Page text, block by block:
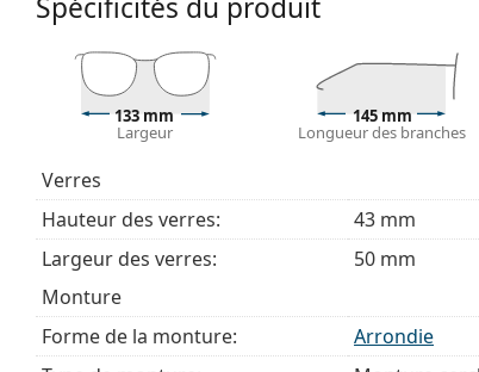
Accessoires
Nous livrons les lunettes dans leur étui
Explorez la gamme complète de
lunettes de vue
des lunettessi vous avez besoin d'aide pour
Ceci est un dispositif médical. Lisez le mode
133 mm
Largeur
145 mm
Longueur des branches
Verres
Hauteur des verres:
43 mm
Largeur des verres:
50 mm
Monture
Forme de la monture:
Arrondie